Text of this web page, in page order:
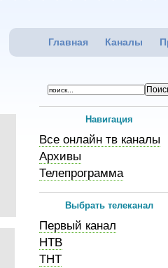
Главная Каналы
Навигация
Все онлайн тв каналы
Архивы
Телепрограмма
Выбрать телеканал
Первый канал
НТВ
ТНТ